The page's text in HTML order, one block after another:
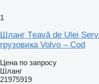
1
Шланг Țeavă de Ulei
грузовика Volvo – Cod
Цена по запросу
Шланг
21975919